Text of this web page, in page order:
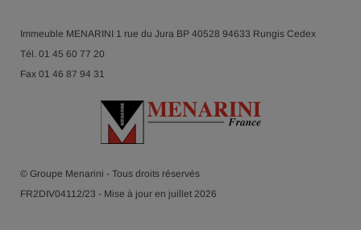
Immeuble MENARINI 1 rue du Jura BP 40528 94633 Rungis Cedex
Tél. 01 45 60 77 20
Fax 01 46 87 94 31
© Groupe Menarini - Tous droits réservés
FR2DIV04112/23 - Mise à jour en juillet 2026